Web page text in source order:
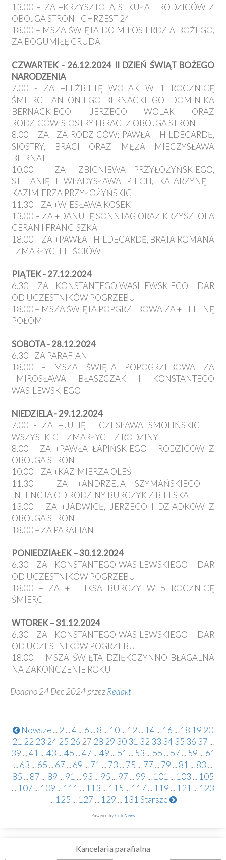
13.00 – ZA +KRZYSZTOFA SEKUŁA I RODZICÓW Z
OBOJGA STRON - CHRZEST 24
18.00 – MSZA ŚWIĘTA DO MIŁOSIERDZIA BOŻEGO,
ZA BOGUMIŁĘ GRUDA
CZWARTEK - 26.12.2024 II DZIEŃ ŚWIĄT BOŻEGO
NARODZENIA
7.00 - ZA +ELŻBIETĘ WOLAK W 1 ROCZNICĘ
ŚMIERCI, ANTONIEGO BERNACKIEGO, DOMINIKA
BERNACKIEGO, JERZEGO WOLAK ORAZ
RODZICÓW, SIOSTRY I BRACI Z OBOJGA STRON
8.00 - ZA +ZA RODZICÓW; PAWŁA I HILDEGARDĘ,
SIOSTRY, BRACI ORAZ MĘŻA MIECZYSŁAWA
BIERNAT
10.00 – ZA +ZBIGNIEWA PRZYŁOŻYŃSKIEGO,
STEFANIĘ I WŁADYSŁAWA PIECH, KATARZYNĘ I
KAZIMIERZA PRZYŁOŻYŃSKICH
11.30 – ZA +WIESŁAWA KOSEK
13.00 – ZA +DANUTĘ SONNTAG ORAZ KRZYSZTOFA
CERAN I FRANCISZKA
18.00 – ZA +PAWŁA I HILDEGARDĘ, BRATA ROMANA
I ZMARŁYCH TEŚCIÓW
PIĄTEK - 27.12.2024
6.30 – ZA +KONSTANTEGO WASILEWSKIEGO – DAR
OD UCZESTNIKÓW POGRZEBU
18.00 – MSZA ŚWIĘTA POPGRZEBOWA ZA +HELENĘ
POŁOM
SOBOTA - 28.12.2024
6.30 - ZA PARAFIAN
18.00 – MSZA ŚWIĘTA POPOGRZEBOWA ZA
+MIROSŁAWA BŁASZCZAK I KONSTANTEGO
WASILEWSKIEGO
NIEDZIELA - 29.12.2024
7.00 - ZA +JULIĘ I CZESŁAWA SMOLIŃSKICH I
WSZYSTKICH ZMARŁYCH Z RODZINY
8.00 - ZA +PAWŁA ŁAPIŃSKIEGO I RODZICÓW Z
OBOJGA STRON
10.00 – ZA +KAZIMIERZA OLEŚ
11.30 – ZA +ANDRZEJA SZYMAŃSKIEGO –
INTENCJA OD RODZINY BURCZYK Z BIELSKA
13.00 – ZA +JADWIGĘ, JERZEGO I DZIADKÓW Z
OBOJGA STRON
18.00 – ZA PARAFIAN
PONIEDZIAŁEK – 30.12.2024
6.30 - ZA +KONSTANTEGO WASILEWSKIEGO – DAR
OD UCZESTNIKÓW POGRZEBU
18.00 – ZA +FELIKSA BURCZY W 5 ROCZNICĘ
ŚMIERCI
WTOREK – 31.12.2024
6.30 - ZA +KONSTANTEGO WASILEWSKIEGO – DAR
OD UCZESTNIKÓW POGRZEBU
18.00 – MSZA ŚWIĘTA DZIĘKCZYNNO-BŁAGALNA
NA ZAKOŃCZENIE ROKU
Dodano 24 Dec 2024 przezRedakt
Nowsze ... 2 ...4 ...6 ...8 ... 10... 12 ... 14 ... 16 ... 18 19 20
21 22 23 24 25 26 27 28 29 3031 32 33 34 35 36 37 ...
39 ...41 ...43 ...45 ...47 ...49 ... 51 ... 53 ... 55 ... 57 ... 59 ... 61
...63 ...65 ...67 ...69 ...71 ...73 ...75 ...77 ...79 ...81 ...83 ...
85 ...87 ...89 ...91 ...93 ...95 ...97 ...99 ... 101 ... 103 ... 105
... 107 ... 109 ... 111 ... 113 ... 115 ... 117 ... 119 ... 121 ... 123
... 125 ... 127 ... 129 ... 131 Starsze
Powered by CuteNews
Kancelaria parafialna